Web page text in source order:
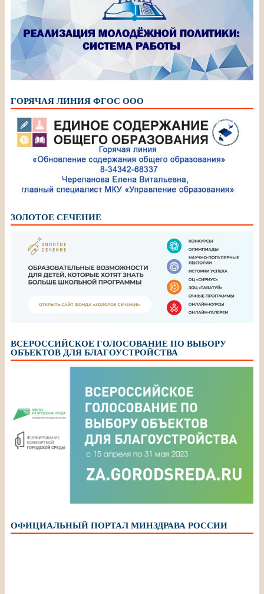
ГОРЯЧАЯ ЛИНИЯ ФГОС ООО
ЗОЛОТОЕ СЕЧЕНИЕ
ВСЕРОССИЙСКОЕ ГОЛОСОВАНИЕ ПО ВЫБОРУ
ОБЪЕКТОВ ДЛЯ БЛАГОУСТРОЙСТВА
ОФИЦИАЛЬНЫЙ ПОРТАЛ МИНЗДРАВА РОССИИ